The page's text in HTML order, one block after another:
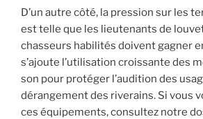
D’un autre côté, la pression sur les
est telle que les lieutenants de
chasseurs habilités doivent gagner
s’ajoute l’utilisation croissante des
son pour protéger l’audition des
dérangement des riverains. Si vous
ces équipements, consultez notre